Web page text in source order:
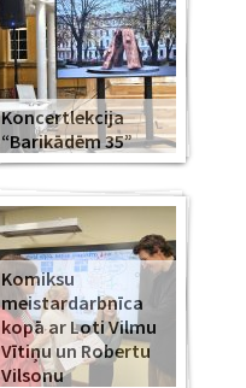
Koncertlekcija
“Barikādēm 35”
Komiksu
meistardarbnīca
kopā ar Loti Vilmu
Vītiņu un Robertu
Vilsonu